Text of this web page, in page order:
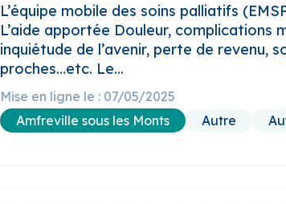
Amfreville sous les Monts Autre
L’équipe mobile des soins palliatifs
L’aide apportée Douleur, complications
inquiétude de l’avenir, perte de revenu,
proches…etc. Le...
Mise en ligne le : 07/05/2025